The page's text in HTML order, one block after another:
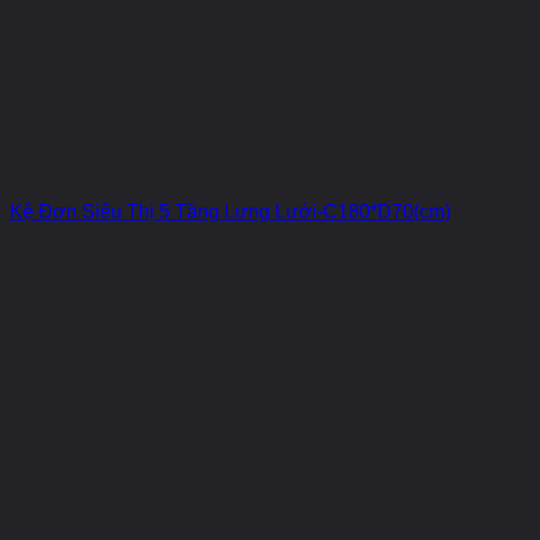
Kệ Đơn Siêu Thị 5 Tầng Lưng Lưới-C180*D70(cm)